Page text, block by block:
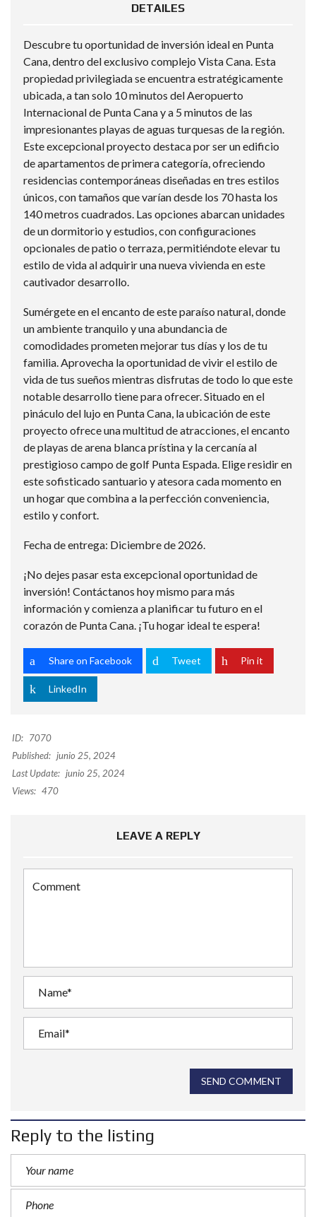
DETAILES
Descubre tu oportunidad de inversión ideal en Punta
Cana, dentro del exclusivo complejo Vista Cana. Esta
propiedad privilegiada se encuentra estratégicamente
ubicada, a tan solo 10 minutos del Aeropuerto
Internacional de Punta Cana y a 5 minutos de las
impresionantes playas de aguas turquesas de la región.
Este excepcional proyecto destaca por ser un edificio
de apartamentos de primera categoría, ofreciendo
residencias contemporáneas diseñadas en tres estilos
únicos, con tamaños que varían desde los 70 hasta los
140 metros cuadrados. Las opciones abarcan unidades
de un dormitorio y estudios, con configuraciones
opcionales de patio o terraza, permitiéndote elevar tu
estilo de vida al adquirir una nueva vivienda en este
cautivador desarrollo.
Sumérgete en el encanto de este paraíso natural, donde
un ambiente tranquilo y una abundancia de
comodidades prometen mejorar tus días y los de tu
familia. Aprovecha la oportunidad de vivir el estilo de
vida de tus sueños mientras disfrutas de todo lo que este
notable desarrollo tiene para ofrecer. Situado en el
pináculo del lujo en Punta Cana, la ubicación de este
proyecto ofrece una multitud de atracciones, el encanto
de playas de arena blanca prístina y la cercanía al
prestigioso campo de golf Punta Espada. Elige residir en
este sofisticado santuario y atesora cada momento en
un hogar que combina a la perfección conveniencia,
estilo y confort.
Fecha de entrega: Diciembre de 2026.
¡No dejes pasar esta excepcional oportunidad de
inversión! Contáctanos hoy mismo para más
información y comienza a planificar tu futuro en el
corazón de Punta Cana. ¡Tu hogar ideal te espera!
Share on Facebook Tweet Pin it
LinkedIn
ID: 7070
Published: junio 25, 2024
Last Update: junio 25, 2024
Views: 470
LEAVE A REPLY
SEND COMMENT
Reply to the listing